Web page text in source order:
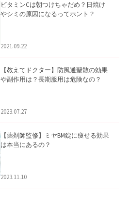
ビタミンCは朝つけちゃだめ？日焼け
やシミの原因になるってホント？
2021.09.22
【教えてドクター】防風通聖散の効果
や副作用は？長期服用は危険なの？
2023.07.27
【薬剤師監修】ミヤBM錠に痩せる効果
は本当にあるの？
2023.11.10